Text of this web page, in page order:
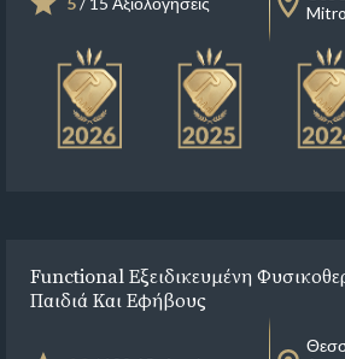
Functional Εξειδικευμένη
Παιδιά Και Εφήβους